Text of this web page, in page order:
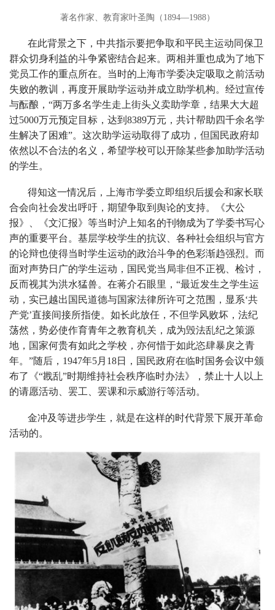
著名作家、教育家叶圣陶（1894—1988）
在此背景之下，中共指示要把争取和平民主运动同保卫
群众切身利益的斗争紧密结合起来。两相并重也成为了地下
党员工作的重点所在。当时的上海市学委决定吸取之前活动
失败的教训，再度开展助学运动并成立助学机构。经过宣传
与酝酿，“两万多名学生走上街头义卖助学章，结果大大超
过5000万元预定目标，达到8389万元，共计帮助四千余名学
生解决了困难”。这次助学运动取得了成功，但国民政府却
依然以不合法的名义，希望学校可以开除某些参加助学活动
的学生。
得知这一情况后，上海市学委立即组织后援会和家长联
合会向社会发出呼吁，期望争取到舆论的支持。《大公
报》、《文汇报》等当时沪上知名的刊物成为了学委书写心
声的重要平台。基层学校学生的抗议、各种社会组织与官方
的论辩也使得当时学生运动的政治斗争的色彩渐趋强烈。而
面对声势日广的学生运动，国民党当局非但不正视、检讨，
反而视其为洪水猛兽。在蒋介石眼里，“最近发生之学生运
动，实已越出国民道德与国家法律所许可之范围，显系‘共
产党’直接间接所指使。如长此放任，不但学风败坏，法纪
荡然，势必使作育青年之教育机关，成为毁法乱纪之策源
地，国家何贵有如此之学校，亦何惜于如此恣肆暴戾之青
年。”随后，1947年5月18日，国民政府在临时国务会议中颁
布了《“戡乱”时期维持社会秩序临时办法》，禁止十人以上
的请愿活动、罢工、罢课和示威游行等活动。
金冲及等进步学生，就是在这样的时代背景下展开革命
活动的。